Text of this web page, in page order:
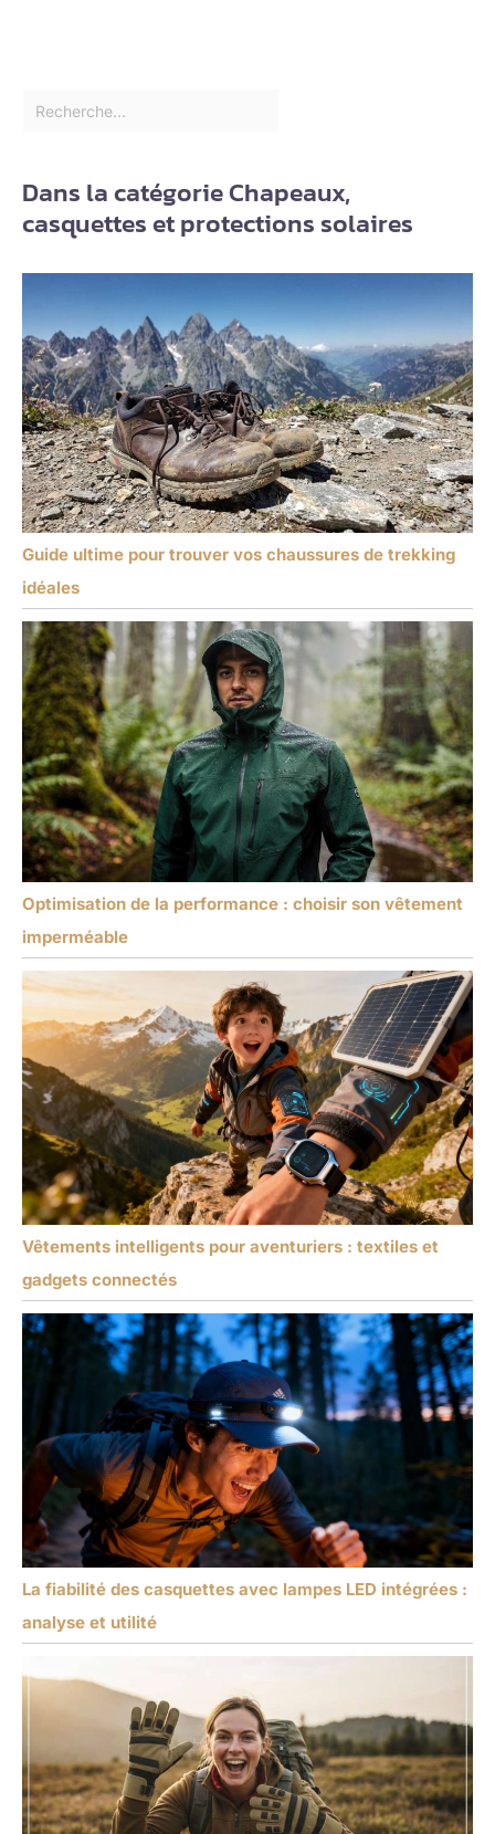
Dans la catégorie Chapeaux,
casquettes et protections solaires
Guide ultime pour trouver vos chaussures de trekking
idéales
Optimisation de la performance : choisir son vêtement
imperméable
Vêtements intelligents pour aventuriers : textiles et
gadgets connectés
La fiabilité des casquettes avec lampes LED intégrées :
analyse et utilité